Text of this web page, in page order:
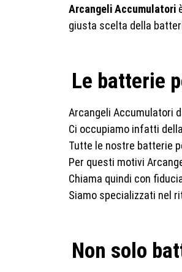
Arcangeli Accumulatori
giusta scelta della
Le batterie
Arcangeli Accumulatori
Ci occupiamo infatti
Tutte le nostre batterie
Per questi motivi
Chiama quindi con
Siamo specializzati nel
Non solo